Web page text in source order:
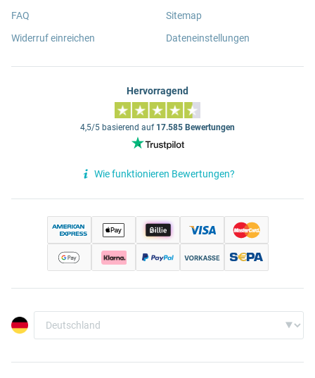
FAQ
Widerruf einreichen
Sitemap
Dateneinstellungen
Hervorragend
4,5/5 basierend auf 17.585 Bewertungen
Wie funktionieren Bewertungen?